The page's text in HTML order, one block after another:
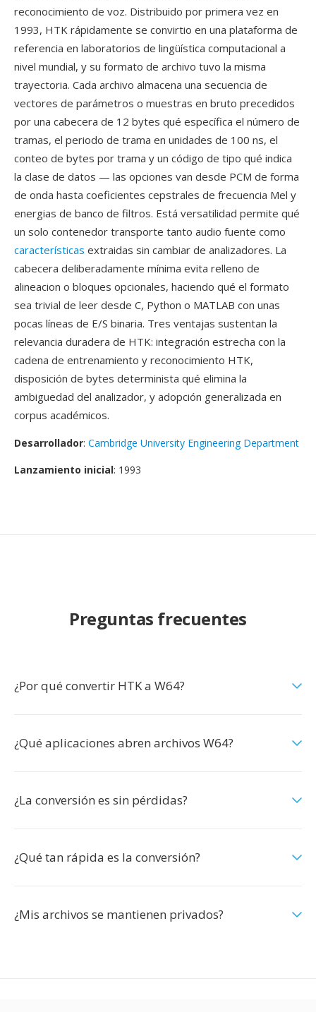
reconocimiento de voz. Distribuido por primera vez en
1993, HTK rápidamente se convirtio en una plataforma de
referencia en laboratorios de lingüística computacional a
nivel mundial, y su formato de archivo tuvo la misma
trayectoria. Cada archivo almacena una secuencia de
vectores de parámetros o muestras en bruto precedidos
por una cabecera de 12 bytes qué específica el número de
tramas, el periodo de trama en unidades de 100 ns, el
conteo de bytes por trama y un código de tipo qué indica
la clase de datos — las opciones van desde PCM de forma
de onda hasta coeficientes cepstrales de frecuencia Mel y
energias de banco de filtros. Está versatilidad permite qué
un solo contenedor transporte tanto audio fuente como
características extraidas sin cambiar de analizadores. La
cabecera deliberadamente mínima evita relleno de
alineacion o bloques opcionales, haciendo qué el formato
sea trivial de leer desde C, Python o MATLAB con unas
pocas líneas de E/S binaria. Tres ventajas sustentan la
relevancia duradera de HTK: integración estrecha con la
cadena de entrenamiento y reconocimiento HTK,
disposición de bytes determinista qué elimina la
ambiguedad del analizador, y adopción generalizada en
corpus académicos.
Desarrollador: Cambridge University Engineering Department
Lanzamiento inicial: 1993
Preguntas frecuentes
¿Por qué convertir HTK a W64?
¿Qué aplicaciones abren archivos W64?
¿La conversión es sin pérdidas?
¿Qué tan rápida es la conversión?
¿Mis archivos se mantienen privados?